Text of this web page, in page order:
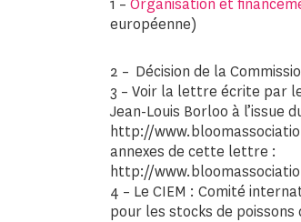
1 – Organisation et
européenne)
2 – Décision de la
3 – Voir la lettre écrite par
Jean-Louis Borloo à l’issue
http://
annexes de cette lettre :
http://
4 – Le CIEM : Comité
pour les stocks de poissons